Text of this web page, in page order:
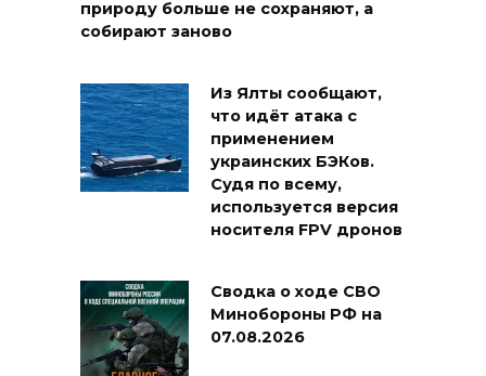
природу больше не сохраняют, а
собирают заново
Из Ялты сообщают,
что идёт атака с
применением
украинских БЭКов.
Судя по всему,
используется версия
носителя FPV дронов
Сводка о ходе СВО
Минобороны РФ на
07.08.2026